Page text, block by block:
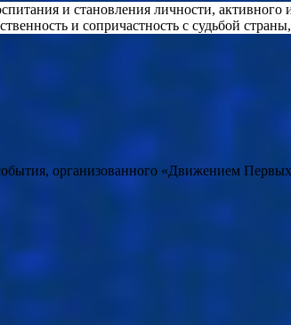
и становления личности,
и сопричастность с судьбой
организованного «Движением